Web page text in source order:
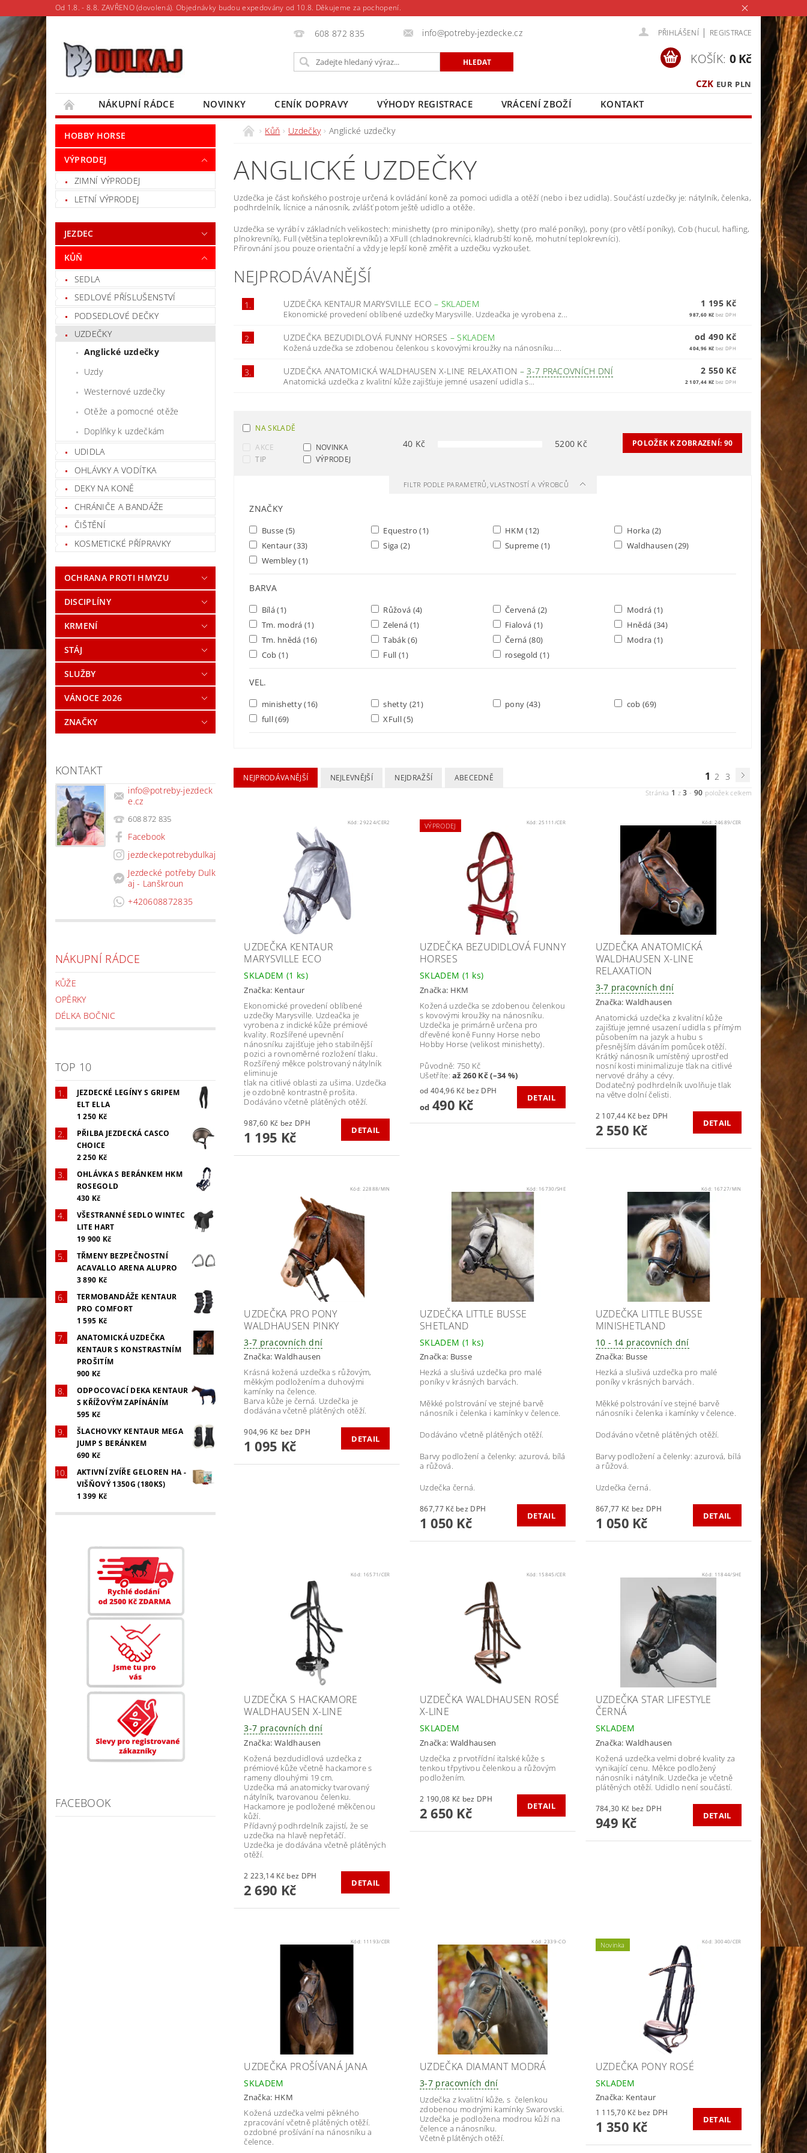
Od 1.8. - 8.8. ZAVŘENO (dovolená). Objednávky budou expedovány od 10.8. Děkujeme za pochopení.
608 872 835 info@potreby-jezdecke.cz PŘIHLÁŠENÍ | REGISTRACE
CZK EUR PLN
KOŠÍK: 0 Kč
NÁKUPNÍ RÁDCE NOVINKY CENÍK DOPRAVY VÝHODY REGISTRACE VRÁCENÍ ZBOŽÍ
KONTAKT
MOJE OBJEDNÁVKA
HOBBY HORSE
VÝPRODEJ
ZIMNÍ VÝPRODEJ
LETNÍ VÝPRODEJ
JEZDEC
KŮŇ
SEDLA
SEDLOVÉ PŘÍSLUŠENSTVÍ
PODSEDLOVÉ DEČKY
UZDEČKY
Anglické uzdečky
Uzdy
Westernové uzdečky
Otěže a pomocné otěže
Doplňky k uzdečkám
UDIDLA
OHLÁVKY A VODÍTKA
DEKY NA KONĚ
CHRÁNIČE A BANDÁŽE
ČIŠTĚNÍ
KOSMETICKÉ PŘÍPRAVKY
OCHRANA PROTI HMYZU
DISCIPLÍNY
KRMENÍ
STÁJ
SLUŽBY
VÁNOCE 2026
ZNAČKY
KONTAKT
info@potreby-jezdeck
e.cz
608 872 835
Facebook
jezdeckepotrebydulkaj
Jezdecké potřeby Dulk
aj - Lanškroun
+420608872835
NÁKUPNÍ RÁDCE
KŮŽE
OPĚRKY
DÉLKA BOČNIC
TOP 10
JEZDECKÉ LEGÍNY S GRIPEM
ELT ELLA
1 250 Kč
PŘILBA JEZDECKÁ CASCO
CHOICE
2 250 Kč
OHLÁVKA S BERÁNKEM HKM
ROSEGOLD
430 Kč
VŠESTRANNÉ SEDLO WINTEC
LITE HART
19 900 Kč
TŘMENY BEZPEČNOSTNÍ
ACAVALLO ARENA ALUPRO
3 890 Kč
TERMOBANDÁŽE KENTAUR
PRO COMFORT
1 595 Kč
ANATOMICKÁ UZDEČKA
KENTAUR S KONSTRASTNÍM
PROŠITÍM
900 Kč
ODPOCOVACÍ DEKA KENTAUR
S KŘÍŽOVÝM ZAPÍNÁNÍM
595 Kč
ŠLACHOVKY KENTAUR MEGA
JUMP S BERÁNKEM
690 Kč
AKTIVNÍ ZVÍŘE GELOREN HA -
VIŠŇOVÝ 1350G (180KS)
1 399 Kč
FACEBOOK
Kůň Uzdečky Anglické uzdečky
ANGLICKÉ UZDEČKY
Uzdečka je část koňského postroje určená k ovládání koně za pomoci udidla a otěží (nebo i bez udidla). Součástí uzdečky je: nátylník, čelenka,
podhrdelník, lícnice a nánosník, zvlášť potom ještě udidlo a otěže.
Uzdečka se vyrábí v základních velikostech: minishetty (pro miniponíky), shetty (pro malé poníky), pony (pro větší poníky), Cob (hucul, hafling,
plnokrevník), Full (většina teplokrevníků) a XFull (chladnokrevníci, kladrubští koně, mohutní teplokrevníci).
Přirovnání jsou pouze orientační a vždy je lepší koně změřit a uzdečku vyzkoušet.
NEJPRODÁVANĚJŠÍ
1. UZDEČKA KENTAUR MARYSVILLE ECO– SKLADEM
Ekonomické provedení oblíbené uzdečky Marysville. Uzdeačka je vyrobena z...
1 195 Kč
987,60 Kč bez DPH
2. UZDEČKA BEZUDIDLOVÁ FUNNY HORSES – SKLADEM
Kožená uzdečka se zdobenou čelenkou s kovovými kroužky na nánosníku....
od 490 Kč
404,96 Kč bez DPH
3. UZDEČKA ANATOMICKÁ WALDHAUSEN X-LINE RELAXATION – 3-7 PRACOVNÍCH DNÍ
Anatomická uzdečka z kvalitní kůže zajišťuje jemné usazení udidla s...
2 550 Kč
2 107,44 Kč bez DPH
NA SKLADĚ
AKCE
NOVINKA
TIP
VÝPRODEJ
40 Kč 5200 Kč POLOŽEK K ZOBRAZENÍ: 90
FILTR PODLE PARAMETRŮ, VLASTNOSTÍ A VÝROBCŮ
ZNAČKY
Busse (5) Equestro(1) HKM(12) Horka (2)
Kentaur(33) Siga (2) Supreme (1) Waldhausen(29)
Wembley(1)
BARVA
Bílá(1) Růžová (4) Červená (2) Modrá (1)
Tm. modrá (1) Zelená (1) Fialová (1) Hnědá (34)
Tm. hnědá (16) Tabák(6) Černá(80) Modra (1)
Cob (1) Full (1) rosegold (1)
VEL.
minishetty(16) shetty (21) pony (43) cob(69)
full(69) XFull(5)
NEJPRODÁVANĚJŠÍ NEJLEVNĚJŠÍ NEJDRAŽŠÍ ABECEDNĚ 1 2 3
Stránka 1 z3 - 90 položek celkem
Kód:29224/CER2
UZDEČKA KENTAUR
MARYSVILLE ECO
SKLADEM (1 ks)
Značka: Kentaur
Ekonomické provedení oblíbené
uzdečky Marysville. Uzdeačka je
vyrobena z indické kůže prémiové
kvality. Rozšířené upevnění
nánosníku zajišťuje jeho stabilnější
pozici a rovnoměrné rozložení tlaku.
Rozšířený měkce polstrovaný nátylník
eliminuje
tlak na citlivé oblasti za ušima. Uzdečka
je ozdobně kontrastně prošita.
Dodáváno včetně plátěných otěží.
987,60 Kč bez DPH
1 195 Kč DETAIL
VÝPRODEJ Kód:25111/CER
UZDEČKA BEZUDIDLOVÁ FUNNY
HORSES
SKLADEM (1 ks)
Značka: HKM
Kožená uzdečka se zdobenou čelenkou
s kovovými kroužky na nánosníku.
Uzdečka je primárně určena pro
dřevěné koně Funny Horse nebo
Hobby Horse (velikost minishetty).
Původně: 750 Kč
Ušetříte:až 260 Kč (–34 %)
od 404,96 Kč bez DPH
od490 Kč DETAIL
Kód: 24689/CER
UZDEČKA ANATOMICKÁ
WALDHAUSEN X-LINE
RELAXATION
3-7 pracovních dní
Značka:Waldhausen
Anatomická uzdečka z kvalitní kůže
zajišťuje jemné usazení udidla s přímým
působením na jazyk a hubu s
přesnějším dáváním pomůcek otěží.
Krátký nánosník umístěný uprostřed
nosní kosti minimalizuje tlak na citlivé
nervové dráhy a cévy.
Dodatečný podhrdelník uvolňuje tlak
na větve dolní čelisti.
2 107,44 Kč bez DPH
2 550 Kč DETAIL
Kód: 22888/MIN
UZDEČKA PRO PONY
WALDHAUSEN PINKY
3-7 pracovních dní
Značka: Waldhausen
Krásná kožená uzdečka s růžovým,
měkkým podložením a duhovými
kamínky na čelence.
Barva kůže je černá. Uzdečka je
dodávána včetně plátěných otěží.
904,96 Kč bez DPH
1 095 Kč DETAIL
Kód: 16730/SHE
UZDEČKA LITTLE BUSSE
SHETLAND
SKLADEM (1 ks)
Značka: Busse
Hezká a slušivá uzdečka pro malé
poníky v krásných barvách.
Měkké polstrování ve stejné barvě
nánosník i čelenka i kamínky v čelence.
Dodáváno včetně plátěných otěží.
Barvy podložení a čelenky: azurová, bílá
a růžová.
Uzdečka černá.
867,77 Kč bez DPH
1 050 Kč DETAIL
Kód: 16727/MIN
UZDEČKA LITTLE BUSSE
MINISHETLAND
10 - 14 pracovních dní
Značka: Busse
Hezká a slušivá uzdečka pro malé
poníky v krásných barvách.
Měkké polstrování ve stejné barvě
nánosník i čelenka i kamínky v čelence.
Dodáváno včetně plátěných otěží.
Barvy podložení a čelenky: azurová, bílá
a růžová.
Uzdečka černá.
867,77 Kč bez DPH
1 050 Kč DETAIL
Kód: 16571/CER
UZDEČKA S HACKAMORE
WALDHAUSEN X-LINE
3-7 pracovních dní
Značka: Waldhausen
Kožená bezdudidlová uzdečka z
prémiové kůže včetně hackamore s
rameny dlouhými 19 cm.
Uzdečka má anatomicky tvarovaný
nátylník, tvarovanou čelenku.
Hackamore je podložené měkčenou
kůží.
Přídavný podhrdelník zajistí, že se
uzdečka na hlavě nepřetáčí.
Uzdečka je dodávána včetně plátěných
otěží.
2 223,14 Kč bez DPH
2 690 Kč DETAIL
Kód: 15845/CER
UZDEČKA WALDHAUSEN ROSÉ
X-LINE
SKLADEM
Značka: Waldhausen
Uzdečka z prvotřídní italské kůže s
tenkou třpytivou čelenkou a růžovým
podložením.
2 190,08 Kč bez DPH
2 650 Kč DETAIL
Kód: 11844/SHE
UZDEČKA STAR LIFESTYLE
ČERNÁ
SKLADEM
Značka:Waldhausen
Kožená uzdečka velmi dobré kvality za
vynikající cenu. Měkce podložený
nánosník i nátylník. Uzdečka je včetně
plátěných otěží. Udidlo není součástí.
784,30 Kč bez DPH
949 Kč DETAIL
Kód: 11193/CER
UZDEČKA PROŠÍVANÁ JANA
SKLADEM
Značka: HKM
Kožená uzdečka velmi pěkného
zpracování včetně plátěných otěží.
ozdobné prošívání na nánosníku a
čelence.
Kód: 2339-CO
UZDEČKA DIAMANT MODRÁ
3-7 pracovních dní
Uzdečka z kvalitní kůže, s čelenkou
zdobenou modrými kamínky Swarovski.
Uzdečka je podložena modrou kůží na
čelence a nánosníku.
Včetně plátěných otěží.
Novinka Kód: 30040/CER
UZDEČKA PONY ROSÉ
SKLADEM
Značka: Kentaur
1 115,70 Kč bez DPH
1 350 Kč DETAIL